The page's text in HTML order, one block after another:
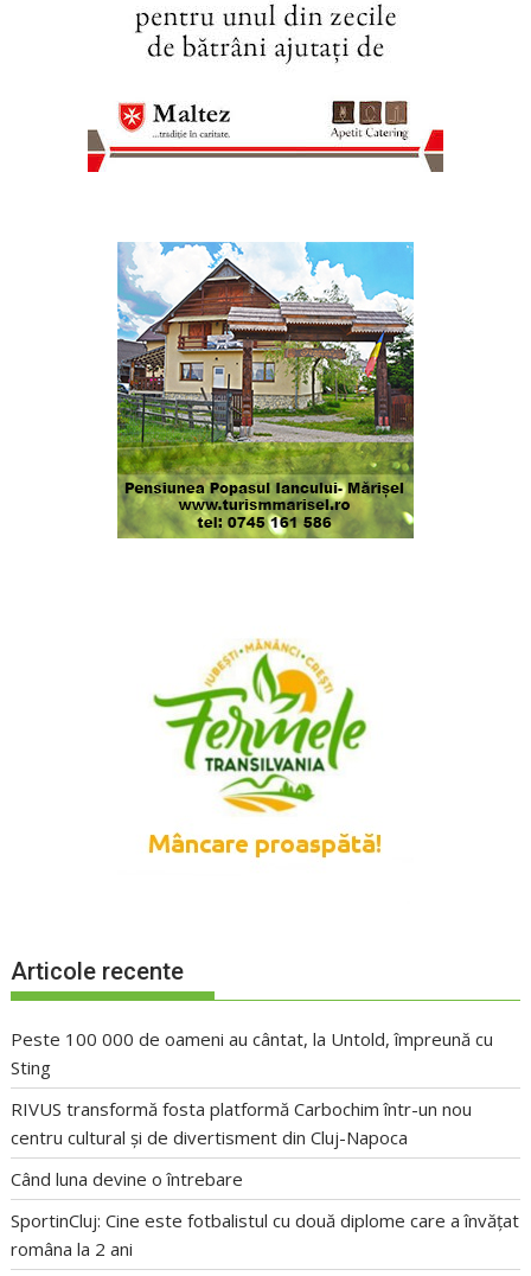
Articole recente
Peste 100 000 de oameni au cântat, la Untold, împreună cu
Sting
RIVUS transformă fosta platformă Carbochim într-un nou
centru cultural și de divertisment din Cluj-Napoca
Când luna devine o întrebare
SportinCluj: Cine este fotbalistul cu două diplome care a învățat
româna la 2 ani